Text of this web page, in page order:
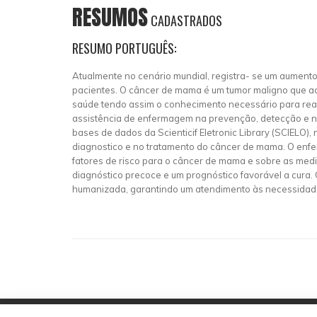
RESUMOSCADASTRADOS
RESUMO PORTUGUÊS:
Atualmente no cenário mundial, registra- se um
pacientes. O câncer de mama é um tumor maligno que
saúde tendo assim o conhecimento necessário para
assistência de enfermagem na prevenção, detecção e
bases de dados da Scienticif Eletronic Library
diagnostico e no tratamento do câncer de mama. O
fatores de risco para o câncer de mama e sobre as
diagnóstico precoce e um prognóstico favorável a
humanizada, garantindo um atendimento às